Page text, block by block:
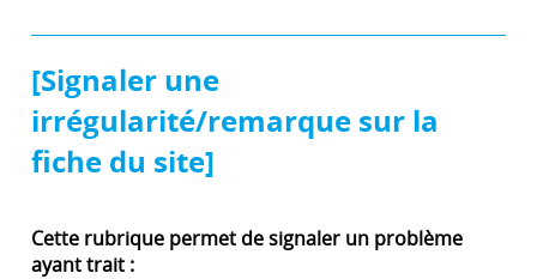
[Signaler une
irrégularité/remarque sur la
fiche du site]
Cette rubrique permet de signaler un problème
ayant trait :